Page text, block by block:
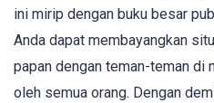
ini mirip dengan buku besar
Anda dapat membayangkan
papan dengan teman-teman di
oleh semua orang. Dengan